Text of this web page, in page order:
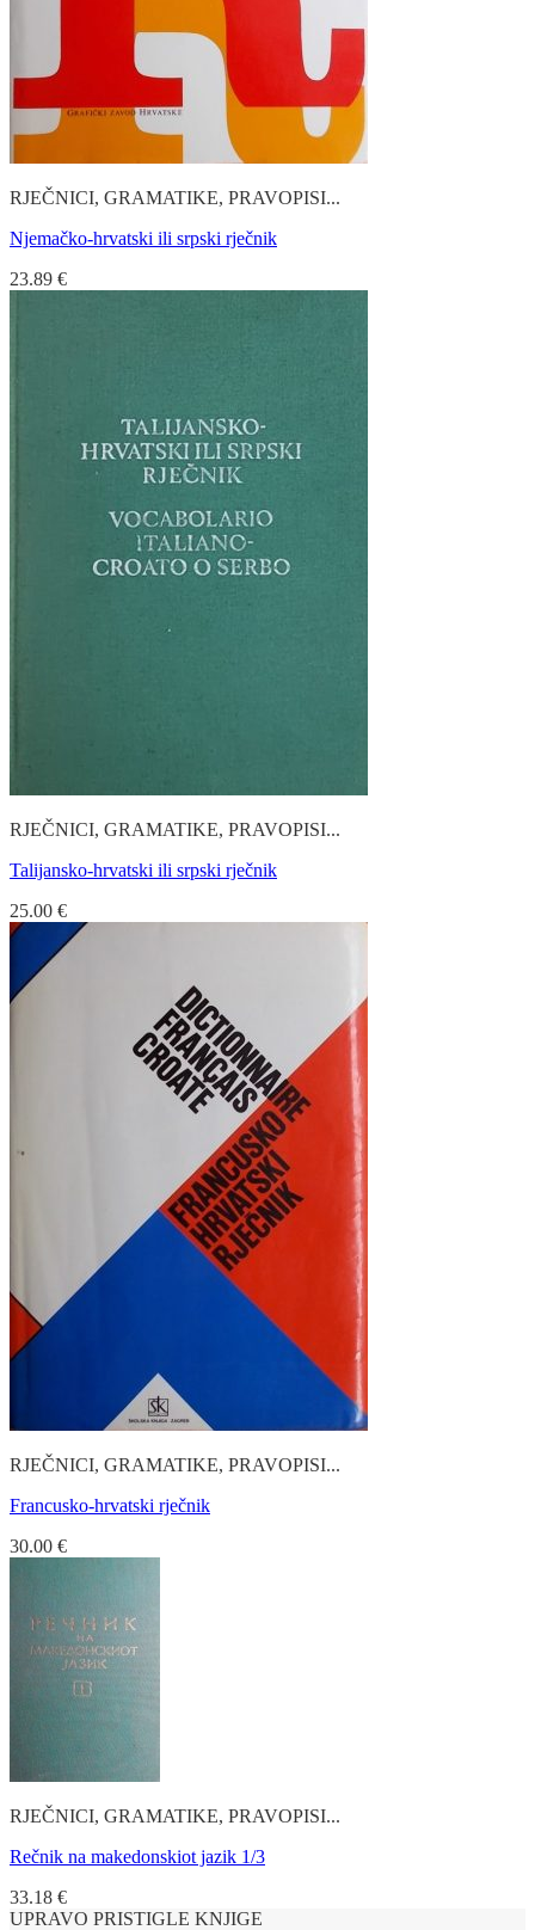
RJEČNICI, GRAMATIKE, PRAVOPISI...
Njemačko-hrvatski ili srpski rječnik
23.89 €
RJEČNICI, GRAMATIKE, PRAVOPISI...
Talijansko-hrvatski ili srpski rječnik
25.00 €
RJEČNICI, GRAMATIKE, PRAVOPISI...
Francusko-hrvatski rječnik
30.00 €
RJEČNICI, GRAMATIKE, PRAVOPISI...
Rečnik na makedonskiot jazik 1/3
33.18 €
UPRAVO PRISTIGLE KNJIGE